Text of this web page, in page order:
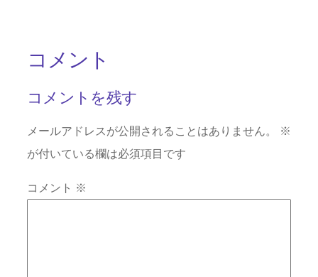
コメント
コメントを残す
メールアドレスが公開されることはありません。
※
が付いている欄は必須項目です
コメント ※